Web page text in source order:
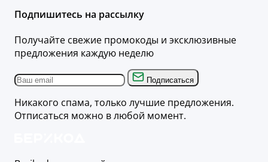
Подпишитесь на рассылку
Получайте свежие промокоды и эксклюзивные
предложения каждую неделю
Подписаться
Никакого спама, только лучшие предложения.
Отписаться можно в любой момент.